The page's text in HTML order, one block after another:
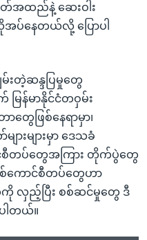
အထည်နဲ့ ဆေးဝါး
ပ်နေတယ်လို့ ပြောပါ
းတဲ့ဆန္ဒပြမှုတွေ
မြန်မာနိုင်ငံတဝှမ်း
ေဖြစ်နေရာမှာ၊
ားများမှာ ဒေသခံ
စီတပ်တွေအကြား တိုက်ပွဲတွေ
ောင်စီတပ်တွေဟာ
ကို လှည့်ပြီး စစ်ဆင်မှုတွေ ဒီ
ါတယ်။